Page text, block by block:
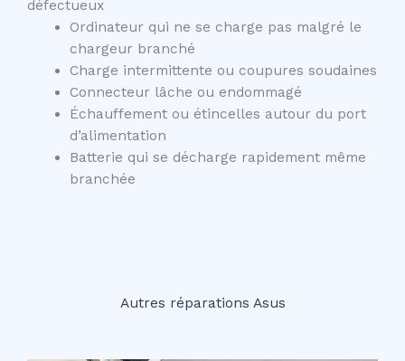
défectueux
Ordinateur qui ne se charge pas malgré le
chargeur branché
Charge intermittente ou coupures soudaines
Connecteur lâche ou endommagé
Échauffement ou étincelles autour du port
d’alimentation
Batterie qui se décharge rapidement même
branchée
Autres réparations Asus